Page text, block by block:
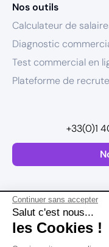
Continuer sans accepter
Salut c'est nous...
les Cookies !
Nos outils
Calculateur de
Diagnostic
Test commercial en
Plateforme de
+33(0)1